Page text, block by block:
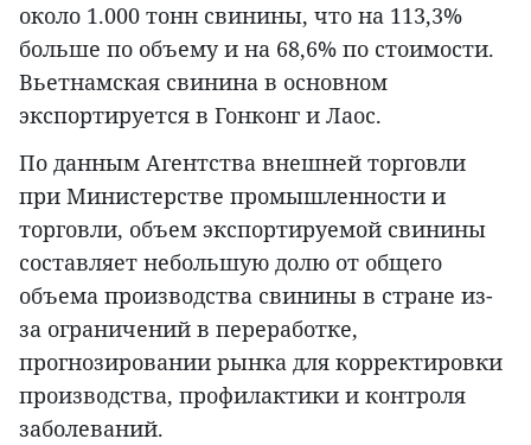
около 1.000 тонн свинины, что на 113,3%
больше по объему и на 68,6% по стоимости.
Вьетнамская свинина в основном
экспортируется в Гонконг и Лаос.
По данным Агентства внешней торговли
при Министерстве промышленности и
торговли, объем экспортируемой свинины
составляет небольшую долю от общего
объема производства свинины в стране из-
за ограничений в переработке,
прогнозировании рынка для корректировки
производства, профилактики и контроля
заболеваний.